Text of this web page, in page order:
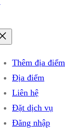
Thêm địa điểm
Địa điểm
Liên hệ
Đặt dịch vụ
Đăng nhập